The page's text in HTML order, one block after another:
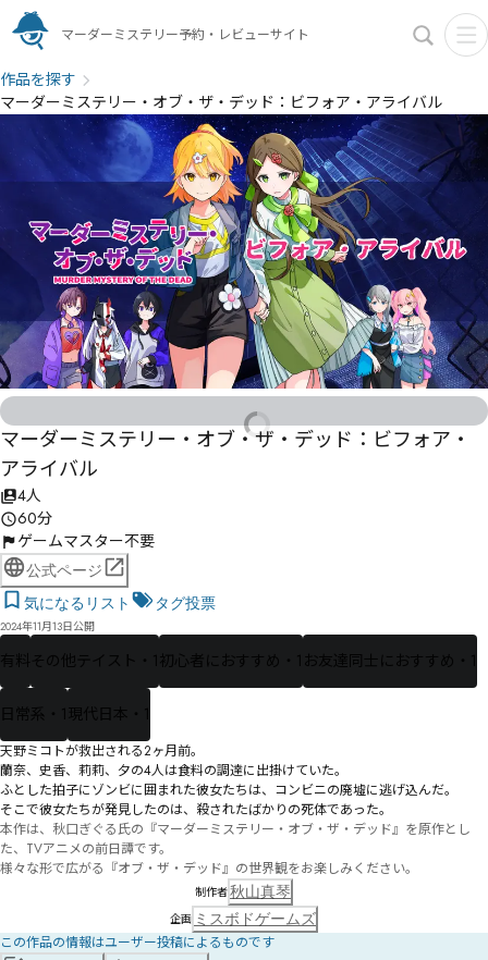
マーダーミステリー予約・レビューサイト
作品を探す
マーダーミステリー・オブ・ザ・デッド：ビフォア・アライバル
マーダーミステリー・オブ・ザ・デッド：ビフォア・
アライバル
4人
60分
ゲームマスター不要
公式ページ
気になるリスト
タグ投票
2024年11月13日公開
有料 その他テイスト・1初心者におすすめ・1 お友達同士におすすめ・1
日常系・1現代日本・1
天野ミコトが救出される2ヶ月前。
蘭奈、史香、莉莉、夕の4人は食料の調達に出掛けていた。
ふとした拍子にゾンビに囲まれた彼女たちは、コンビニの廃墟に逃げ込んだ。
そこで彼女たちが発見したのは、殺されたばかりの死体であった。
本作は、秋口ぎぐる氏の『マーダーミステリー・オブ・ザ・デッド』を原作とし
た、TVアニメの前日譚です。
様々な形で広がる『オブ・ザ・デッド』の世界観をお楽しみください。
制作者秋山真琴
企画 ミスボドゲームズ
この作品の情報はユーザー投稿によるものです